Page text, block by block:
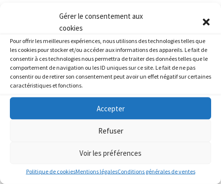
Gérer le consentement aux
cookies
Pour offrir les meilleures expériences, nous utilisons des technologies telles que
les cookies pour stocker et/ou accéder aux informations des appareils. Le fait de
consentir à ces technologies nous permettra de traiter des données telles que le
comportement de navigation ou les ID uniques sur ce site. Le fait de ne pas
consentir ou de retirer son consentement peut avoir un effet négatif sur certaines
caractéristiques et fonctions.
Accepter
Refuser
Voir les préférences
Politique de cookiesMentions légalesConditions générales de ventes
HONDA HONDA 250 CMX Rebel
PRODUITS SIMILAIRES